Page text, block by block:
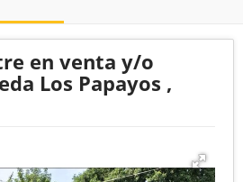
en venta y/o
Los Papayos ,